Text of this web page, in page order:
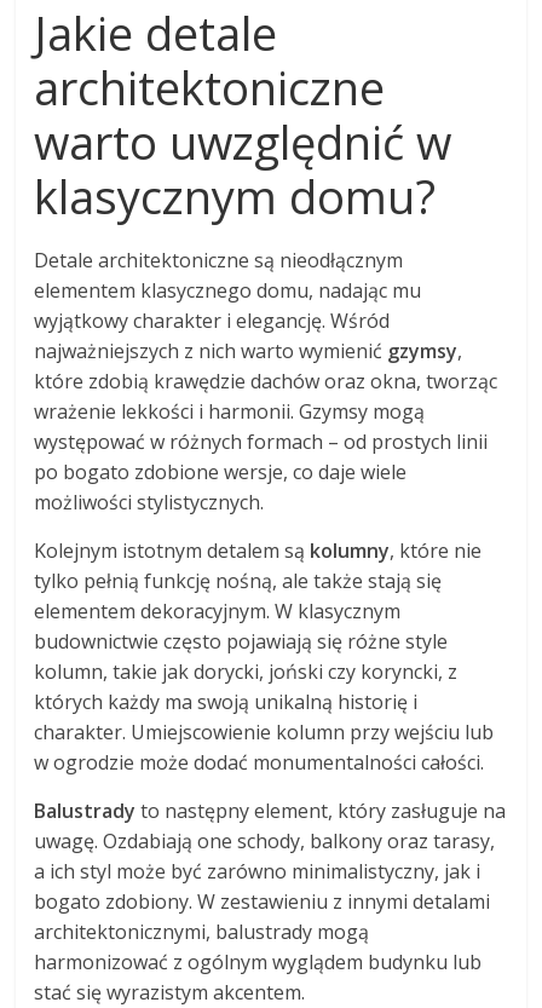
Jakie detale
architektoniczne
warto uwzględnić w
klasycznym domu?
Detale architektoniczne są nieodłącznym
elementem klasycznego domu, nadając mu
wyjątkowy charakter i elegancję. Wśród
najważniejszych z nich warto wymienić gzymsy,
które zdobią krawędzie dachów oraz okna, tworząc
wrażenie lekkości i harmonii. Gzymsy mogą
występować w różnych formach – od prostych linii
po bogato zdobione wersje, co daje wiele
możliwości stylistycznych.
Kolejnym istotnym detalem są kolumny, które nie
tylko pełnią funkcję nośną, ale także stają się
elementem dekoracyjnym. W klasycznym
budownictwie często pojawiają się różne style
kolumn, takie jak dorycki, joński czy koryncki, z
których każdy ma swoją unikalną historię i
charakter. Umiejscowienie kolumn przy wejściu lub
w ogrodzie może dodać monumentalności całości.
Balustrady to następny element, który zasługuje na
uwagę. Ozdabiają one schody, balkony oraz tarasy,
a ich styl może być zarówno minimalistyczny, jak i
bogato zdobiony. W zestawieniu z innymi detalami
architektonicznymi, balustrady mogą
harmonizować z ogólnym wyglądem budynku lub
stać się wyrazistym akcentem.